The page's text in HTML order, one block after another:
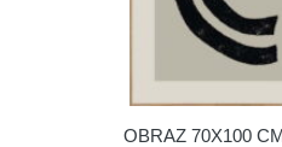
OBRAZ 70X100